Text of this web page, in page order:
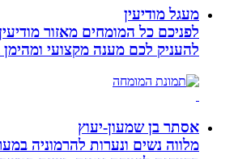
מעגל מודיעין
לפניכם כל המומחים מאזור מודיעין
להעניק לכם מענה מקצועי ומהימן
אסתר בן שמעון-יעוץ
מלווה נשים ונערות להרמוניה